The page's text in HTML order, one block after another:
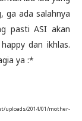
ga ada salahnya
pasti ASI akan
dan ikhlas.
ya :*
2014/01/mother-